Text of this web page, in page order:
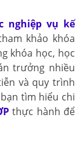
nghiệp vụ kế
khảo khóa
khóa học, học
trưởng nhiều
và quy trình
tìm hiểu chi
thực hành để